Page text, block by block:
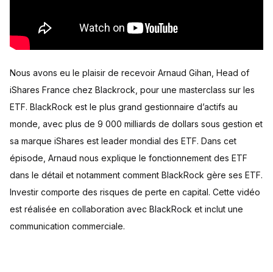
Nous avons eu le plaisir de recevoir Arnaud Gihan, Head of
iShares France chez Blackrock, pour une masterclass sur les
ETF. BlackRock est le plus grand gestionnaire d’actifs au
monde, avec plus de 9 000 milliards de dollars sous gestion et
sa marque iShares est leader mondial des ETF. Dans cet
épisode, Arnaud nous explique le fonctionnement des ETF
dans le détail et notamment comment BlackRock gère ses ETF.
Investir comporte des risques de perte en capital. Cette vidéo
est réalisée en collaboration avec BlackRock et inclut une
communication commerciale.